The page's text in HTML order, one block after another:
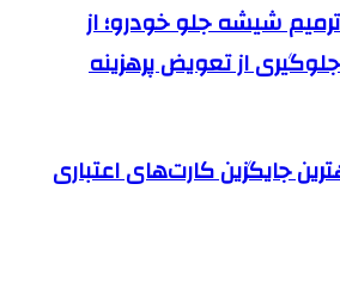
شیشه جلو خودرو؛ از
از تعویض پرهزینه
جایگزین کارت‌های اعتباری